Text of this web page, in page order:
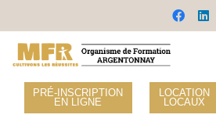
PRÉ-INSCRIPTION
EN LIGNE
LOCATION
LOCAUX